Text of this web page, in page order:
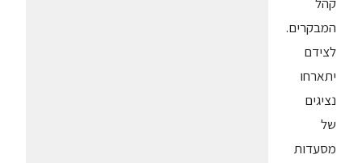
המבקרים.
לצידם
יתארחו
נציגים
של
מסעדות